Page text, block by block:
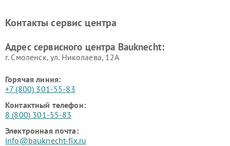
Контакты сервис центра
Адрес сервисного центра Bauknecht:
г. Смоленск, ул. Николаева, 12А
Горячая линия:
+7 (800) 301-55-83
Контактный телефон:
8 (800) 301-55-83
Электронная почта:
info@bauknecht-fix.ru